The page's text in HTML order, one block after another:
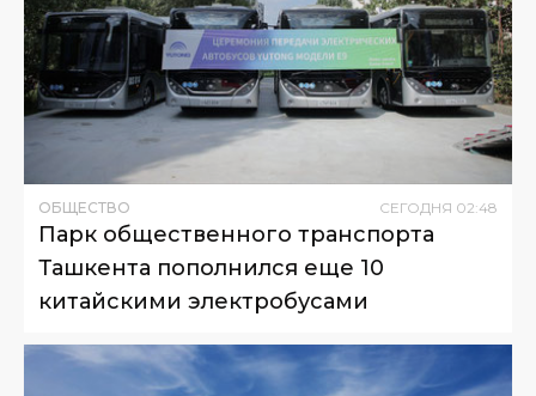
ОБЩЕСТВО СЕГОДНЯ 02:48
Парк общественного транспорта
Ташкента пополнился еще 10
китайскими электробусами